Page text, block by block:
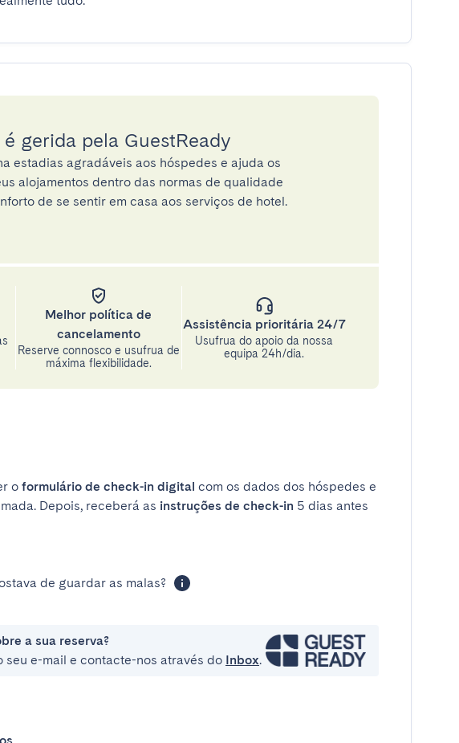
gerida pela GuestReady
estadias agradáveis aos hóspedes e ajuda os
alojamentos dentro das normas de qualidade
de se sentir em casa aos serviços de hotel.
Melhor política de
cancelamento
Reserve connosco e usufrua de
máxima flexibilidade.
Assistência prioritária 24/7
Usufrua do apoio da nossa
equipa 24h/dia.
o formulário de check-in digital com os dados dos hóspedes e
Depois, receberá as instruções de check-in 5 dias antes
de guardar as malas?
a sua reserva?
seu e-mail e contacte-nos através do Inbox.